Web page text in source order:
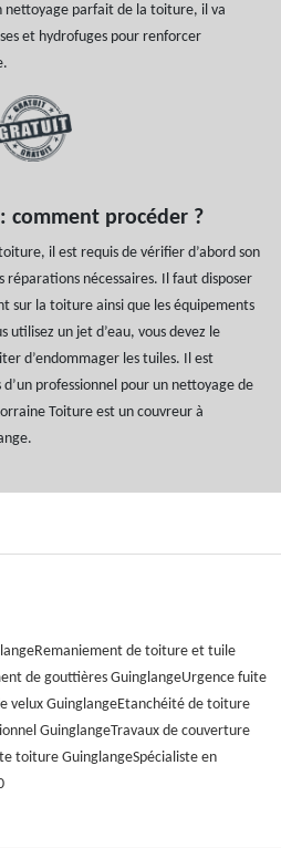
nettoyage parfait de la toiture, il va
et hydrofuges pour renforcer
comment procéder ?
il est requis de vérifier d’abord son
nécessaires. Il faut disposer
sur la toiture ainsi que les équipements
utilisez un jet d’eau, vous devez le
d’endommager les tuiles. Il est
professionnel pour un nettoyage de
Toiture est un couvreur à
Remaniement de toiture et tuile
de gouttières GuinglangeUrgence fuite
velux GuinglangeEtanchéité de toiture
GuinglangeTravaux de couverture
toiture GuinglangeSpécialiste en